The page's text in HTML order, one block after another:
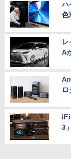
ハ
色
レ
A
ロ
iFi
3